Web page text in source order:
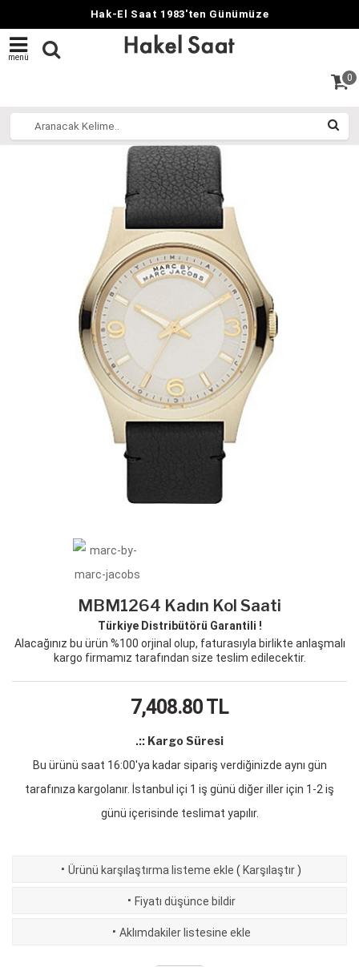
Hak-El Saat 1983'ten Günümüze
menü
0
MBM1264 Kadın Kol Saati
Türkiye Distribütörü Garantili !
Alacağınız bu ürün %100 orjinal olup, faturasıyla birlikte anlaşmalı
kargo firmamız tarafından size teslim edilecektir.
7,408.80TL
.:: Kargo Süresi
Bu ürünü saat 16:00'ya kadar sipariş verdiğinizde aynı gün
tarafınıza kargolanır. İstanbul içi 1 iş günü diğer iller için 1-2 iş
günü içerisinde teslimat yapılır.
· Ürünü karşılaştırma listeme ekle ( Karşılaştır )
· Fiyatı düşünce bildir
· Aklımdakiler listesine ekle